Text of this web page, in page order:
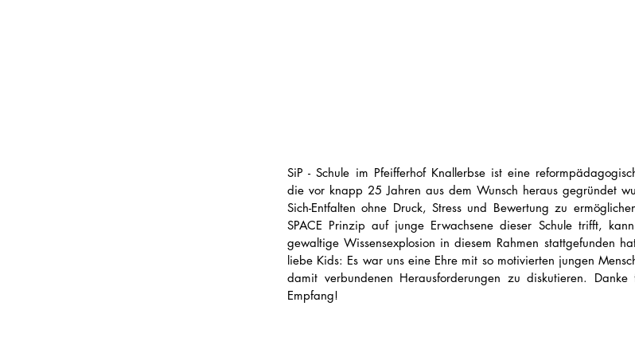
SiP - Schule im Pfeifferhof Knallerbse ist eine
die vor knapp 25 Jahren aus dem Wunsch heraus gegründet
Sich-Entfalten ohne Druck, Stress und Bewertung zu
SPACE Prinzip auf junge Erwachsene dieser Schule trifft,
gewaltige Wissensexplosion in diesem Rahmen stattgefunden
liebe Kids: Es war uns eine Ehre mit so motivierten jungen
damit verbundenen Herausforderungen zu diskutieren.
Empfang!